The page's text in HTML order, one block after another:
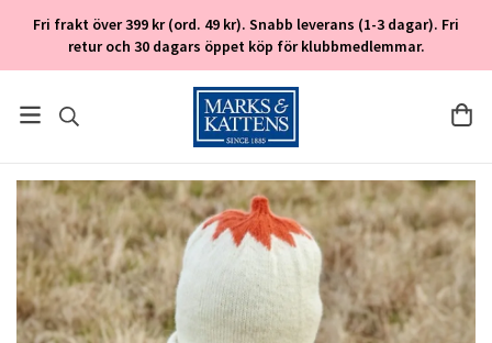
Fri frakt över 399 kr (ord. 49 kr). Snabb leverans (1-3 dagar). Fri
retur och 30 dagars öppet köp för klubbmedlemmar.